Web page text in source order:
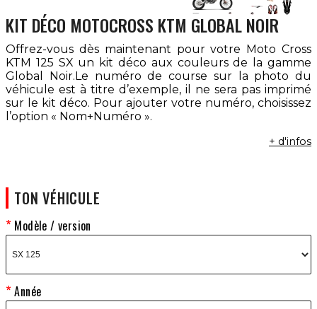
KIT DÉCO MOTOCROSS KTM GLOBAL NOIR
Offrez-vous dès maintenant pour votre Moto Cross
KTM 125 SX un kit déco aux couleurs de la gamme
Global Noir.Le numéro de course sur la photo du
véhicule est à titre d’exemple, il ne sera pas imprimé
sur le kit déco. Pour ajouter votre numéro, choisissez
l’option « Nom+Numéro ».
+ d'infos
TON VÉHICULE
Modèle / version
Année